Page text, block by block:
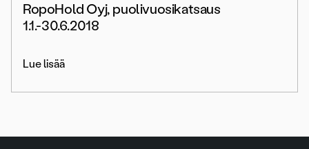
RopoHold Oyj, puolivuosikatsaus
1.1.-30.6.2018
Lue lisää